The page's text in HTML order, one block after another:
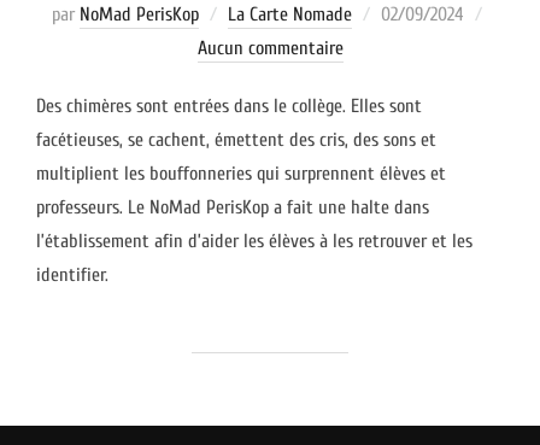
par NoMad PerisKop La Carte Nomade
Publié
02/09/2024
Aucun commentaire
Des chimères sont entrées dans le collège. Elles sont
facétieuses, se cachent, émettent des cris, des sons et
multiplient les bouffonneries qui surprennent élèves et
professeurs. Le NoMad PerisKop a fait une halte dans
l’établissement afin d’aider les élèves à les retrouver et les
identifier.